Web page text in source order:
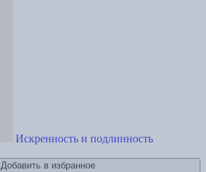
Искренность и подлинность
Добавить в избранное